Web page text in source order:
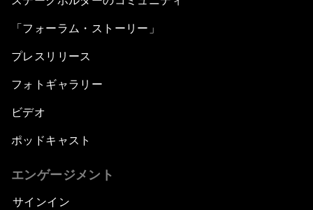
「フォーラム・ストーリー」
プレスリリース
フォトギャラリー
ビデオ
ポッドキャスト
エンゲージメント
サインイン